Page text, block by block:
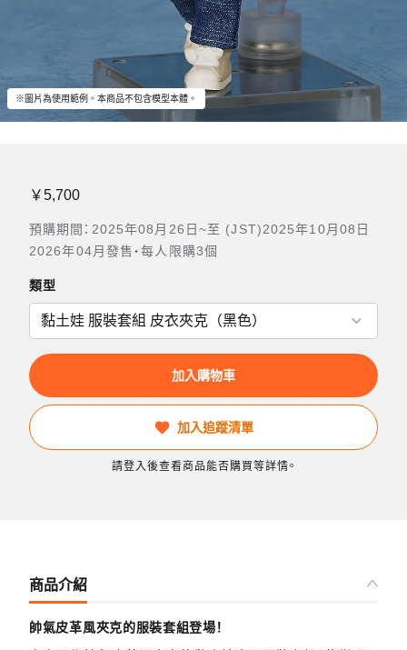
※圖片為使用範例。本商品不包含模型本體。
￥5,700
預購期間：2025年08月26日~至 (JST)2025年10月08日
2026年04月發售・每人限購3個
類型
加入購物車
加入追蹤清單
請登入後查看商品能否購買等詳情。
商品介紹
帥氣皮革風夾克的服裝套組登場！